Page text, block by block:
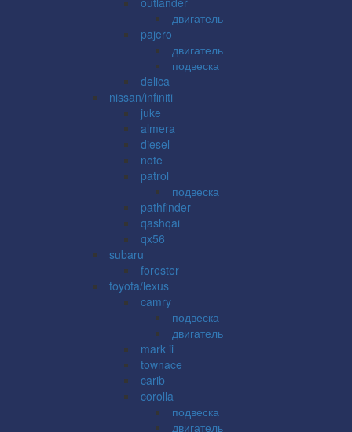
двигатель
pajero
двигатель
подвеска
delica
nissan/infiniti
juke
almera
diesel
note
patrol
подвеска
pathfinder
qashqai
qx56
subaru
forester
toyota/lexus
camry
подвеска
двигатель
mark ii
townace
carib
corolla
подвеска
двигатель